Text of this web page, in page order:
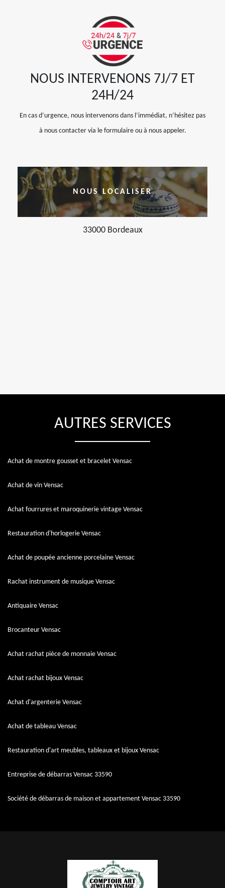
NOUS INTERVENONS 7J/7 ET
24H/24
En cas d’urgence, nous intervenons dans l’immédiat, n’hésitez pas
à nous contacter via le formulaire ou à nous appeler.
NOUS LOCALISER
33000 Bordeaux
AUTRES SERVICES
Achat de montre gousset et bracelet Vensac
Achat de vin Vensac
Achat fourrures et maroquinerie vintage Vensac
Restauration d'horlogerie Vensac
Achat de poupée ancienne porcelaine Vensac
Rachat instrument de musique Vensac
Antiquaire Vensac
Brocanteur Vensac
Achat rachat pièce de monnaie Vensac
Achat rachat bijoux Vensac
Achat d'argenterie Vensac
Achat de tableau Vensac
Restauration d'art meubles, tableaux et bijoux Vensac
Entreprise de débarras Vensac 33590
Société de débarras de maison et appartement Vensac 33590